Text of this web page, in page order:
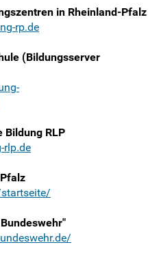
in Rheinland-Pfalz
rp.de
(Bildungsserver
Bildung RLP
rlp.de